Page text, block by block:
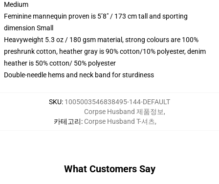
Medium
Feminine mannequin proven is 5’8″ / 173 cm tall and sporting
dimension Small
Heavyweight 5.3 oz / 180 gsm material, strong colours are 100%
preshrunk cotton, heather gray is 90% cotton/10% polyester, denim
heather is 50% cotton/ 50% polyester
Double-needle hems and neck band for sturdiness
SKU: 1005003546838495-144-DEFAULT
카테고리:
Corpse Husband 제품정보,
Corpse Husband T-셔츠,
What Customers Say